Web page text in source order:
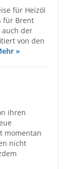
für Heizöl
für Brent
auch der
von den
»
ihren
momentan
nicht